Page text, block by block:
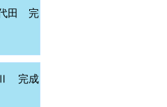
代田 完
Ⅱ 完成